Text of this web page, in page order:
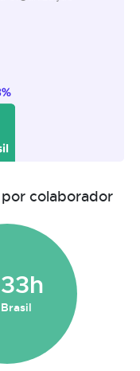
colaborador
33h
Brasil